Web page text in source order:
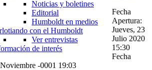
Noticias y boletines
Editorial
Humboldt en medios
con el Humboldt
Ver entrevistas
de interés
Fecha
Apertura:
Jueves, 23
Julio 2020
15:30
Fecha
-0001 19:03